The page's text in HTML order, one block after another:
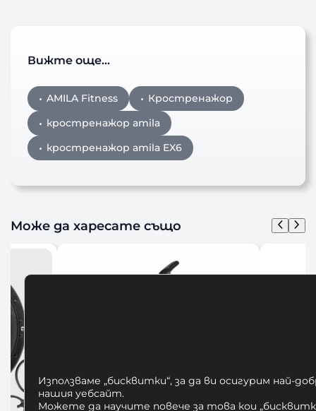
Вижте още…
AMILA Fitness
Кростренажор
кростренажор amila
кростренажор amila EX6
Може да харесате също
Използваме „бисквитки“, за да ви осигурим най-
нашия уебсайт.
Можете да научите повече за това кои